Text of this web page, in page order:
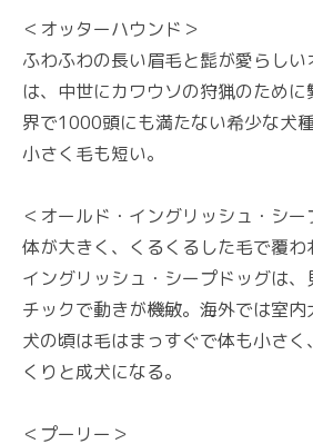
＜オッターハウンド＞
ふわふわの長い眉毛と髭が愛らしい
は、中世にカワウソの狩猟のため
界で1000頭にも満たない希少な犬
小さく毛も短い。
＜オールド・イングリッシュ・シー
体が大きく、くるくるした毛で覆わ
イングリッシュ・シープドッグは
チックで動きが機敏。海外では室
犬の頃は毛はまっすぐで体も小さ
くりと成犬になる。
＜プーリー＞